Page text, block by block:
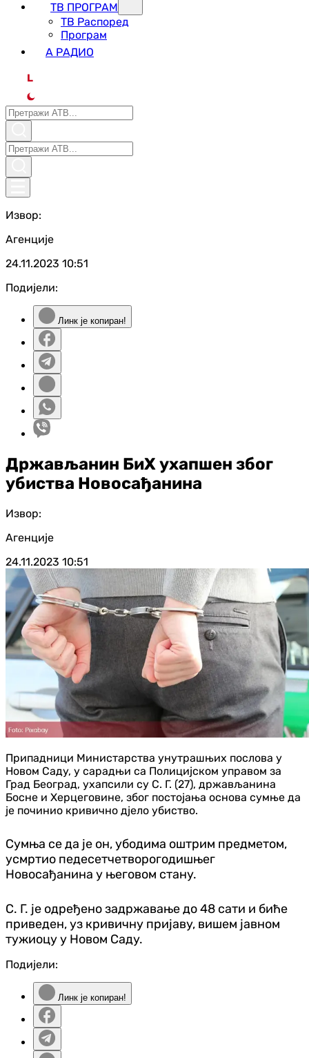
ТВ ПРОГРАМ
ТВ Распоред
Програм
А РАДИО
L
Извор:
Агенције
24.11.2023 10:51
Подијели:
Линк је копиран!
Држављанин БиХ ухапшен због
убиства Новосађанина
Извор:
Агенције
24.11.2023 10:51
Припадници Министарства унутрашњих послова у
Новом Саду, у сарадњи са Полицијском управом за
Град Београд, ухапсили су С. Г. (27), држављанина
Босне и Херцеговине, због постојања основа сумње да
је починио кривично дјело убиство.
Сумња се да је он, убодима оштрим предметом,
усмртио педесетчетворогодишњег
Новосађанина у његовом стану.
С. Г. је одређено задржавање до 48 сати и биће
приведен, уз кривичну пријаву, вишем јавном
тужиоцу у Новом Саду.
Подијели:
Линк је копиран!